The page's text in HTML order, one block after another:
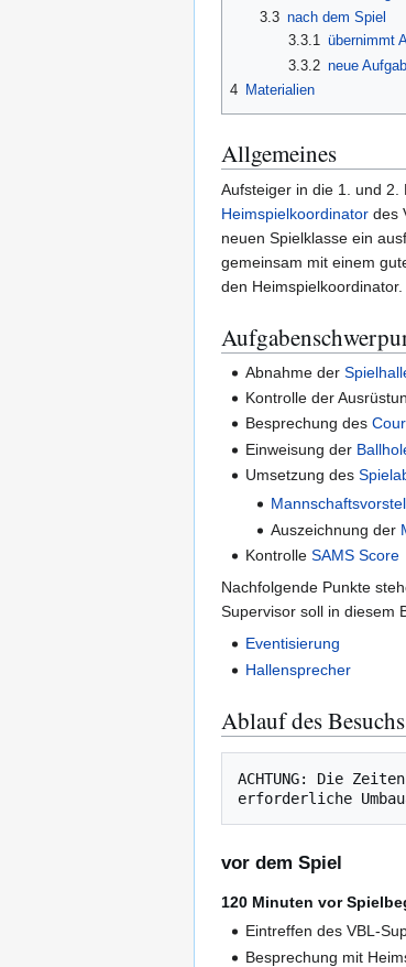
3.3 nach dem Spiel
3.3.1 übernimmt
3.3.2 neue
4 Materialien
Allgemeines
Aufsteiger in die 1. und 2.
Heimspielkoordinator des
neuen Spielklasse ein
gemeinsam mit einem
den Heimspielkoordinator.
Abnahme der
Kontrolle der
Besprechung des
Einweisung der
Umsetzung des
Auszeichnung der
KontrolleSAMS Score
Nachfolgende Punkte
Supervisor soll in diesem
Eventisierung
Hallensprecher
Ablauf des Besuchs
ACHTUNG: Die
vor dem Spiel
120 Minuten vor
Eintreffen des VBL-
Besprechung mit